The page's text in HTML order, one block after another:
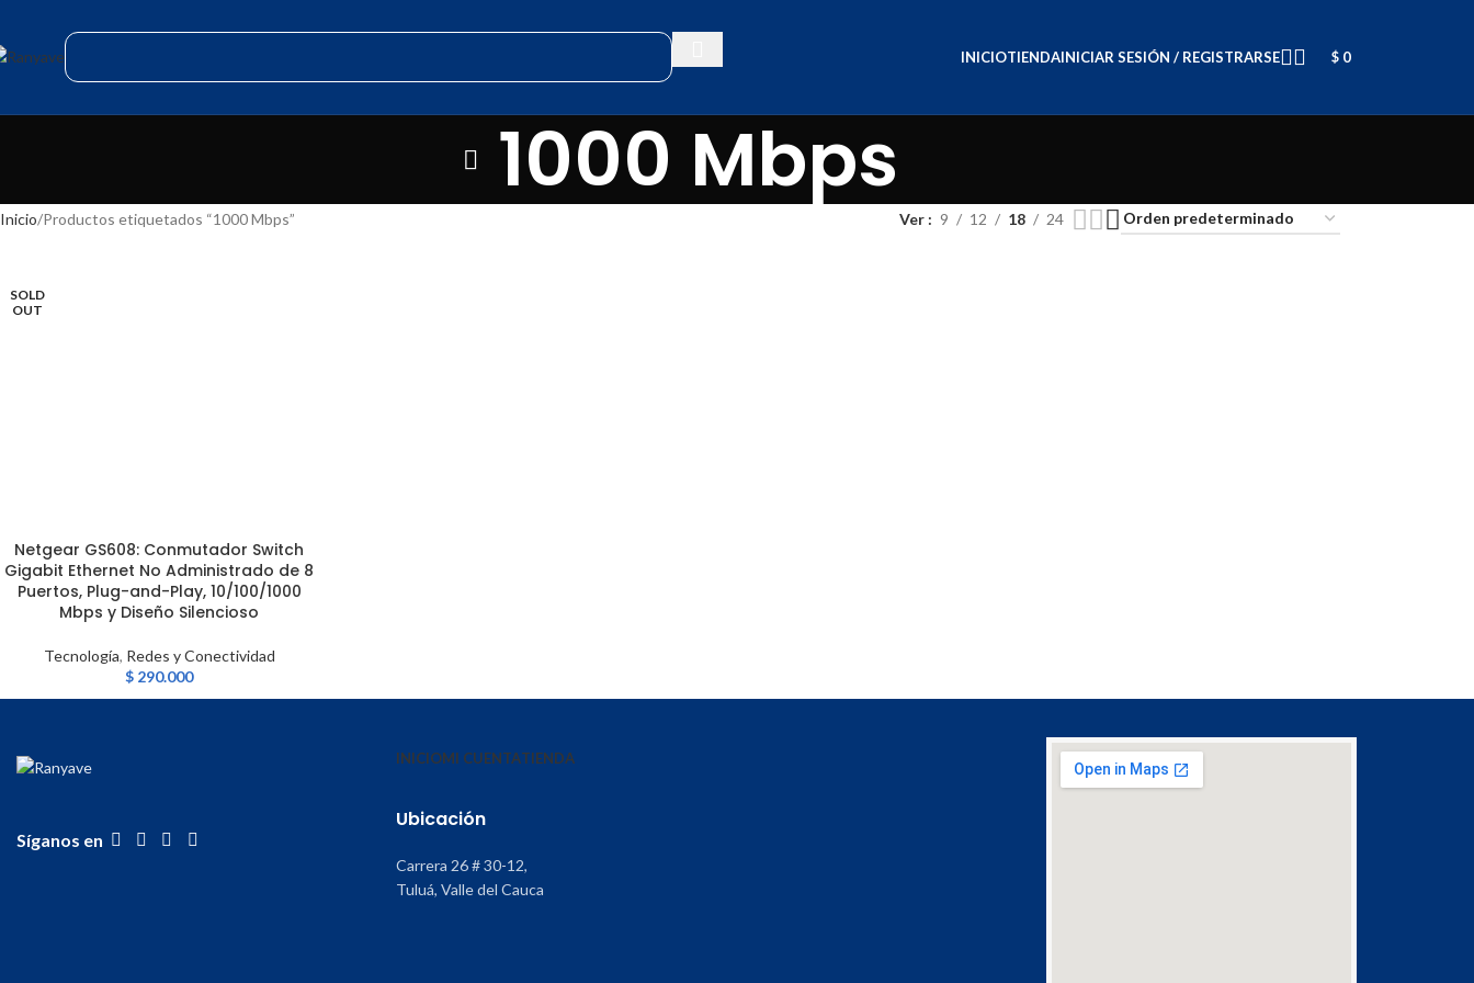
INICIOTIENDAINICIAR SESIÓN / REGISTRARSE $ 0
1000 Mbps
Inicio Productos etiquetados “1000 Mbps” Ver 9 12 18 24
SOLD
OUT
LEER MÁS
Netgear GS608: Conmutador Switch
Gigabit Ethernet No Administrado de 8
Puertos, Plug-and-Play, 10/100/1000
Mbps y Diseño Silencioso
Tecnología, Redes y Conectividad
$ 290.000
Síganos en
INICIOMI CUENTATIENDA
Ubicación
Carrera 26 # 30-12,
Tuluá, Valle del Cauca